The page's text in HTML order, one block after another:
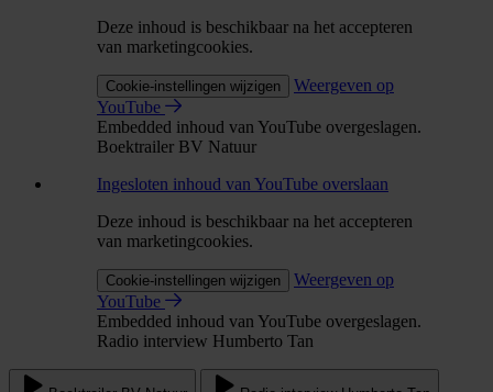
Deze inhoud is beschikbaar na het accepteren
van marketingcookies.
Cookie-instellingen wijzigen
Weergeven op
YouTube
Embedded inhoud van YouTube overgeslagen.
Boektrailer BV Natuur
Ingesloten inhoud van YouTube overslaan
Deze inhoud is beschikbaar na het accepteren
van marketingcookies.
Cookie-instellingen wijzigen
Weergeven op
YouTube
Embedded inhoud van YouTube overgeslagen.
Radio interview Humberto Tan